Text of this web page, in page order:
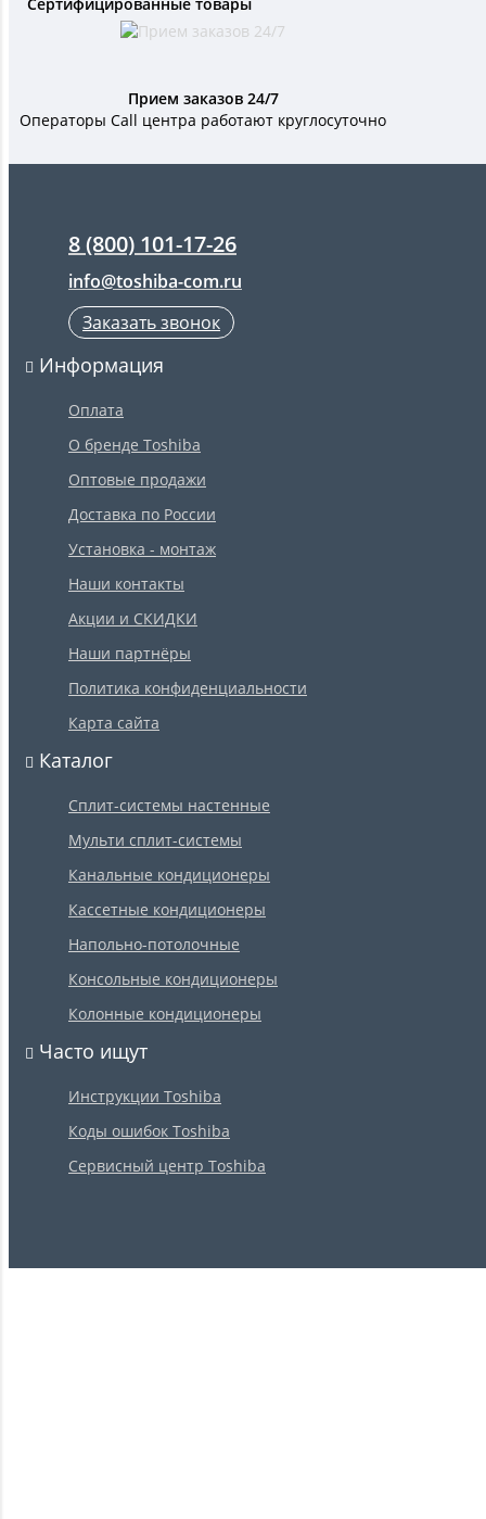
Прием заказов 24/7
Операторы Call центра работают круглосуточно
8 (800) 101-17-26
info@toshiba-com.ru
Заказать звонок
Информация
Оплата
О бренде Toshiba
Оптовые продажи
Доставка по России
Установка - монтаж
Наши контакты
Акции и СКИДКИ
Наши партнёры
Политика конфиденциальности
Карта сайта
Каталог
Сплит-системы настенные
Мульти сплит-системы
Канальные кондиционеры
Кассетные кондиционеры
Напольно-потолочные
Консольные кондиционеры
Колонные кондиционеры
Часто ищут
Инструкции Toshiba
Коды ошибок Toshiba
Сервисный центр Toshiba